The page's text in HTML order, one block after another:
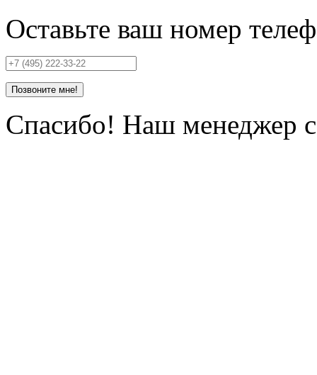
Оставьте ваш номер
Позвоните мне!
Спасибо! Наш менеджер